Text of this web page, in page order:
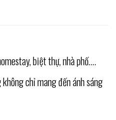
biệt thự, nhà phố….
chỉ mang đến ánh sáng